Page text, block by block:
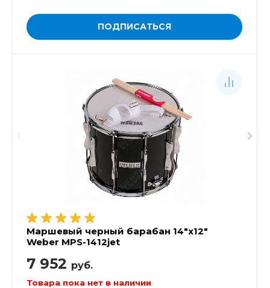
ПОДПИСАТЬСЯ
Маршевый черный барабан 14"х12"
Weber MPS-1412jet
7 952 руб.
Товара пока нет в наличии